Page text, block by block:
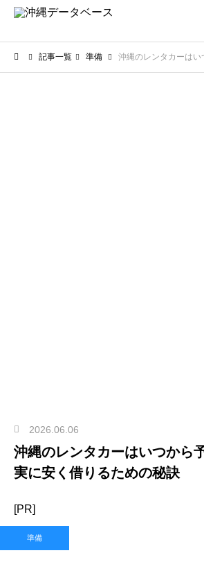
記事一覧 準備 沖縄のレンタカーはいつから予約
2026.06.06
沖縄のレンタカーはいつから
実に安く借りるための秘訣
[PR]
準備